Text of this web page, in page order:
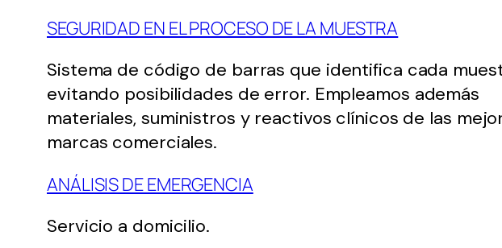
SEGURIDAD EN EL PROCESO DE LA MUESTRA
Sistema de código de barras que identifica cada
evitando posibilidades de error. Empleamos además
materiales, suministros y reactivos clínicos de las
marcas comerciales.
ANÁLISIS DE EMERGENCIA
Servicio a domicilio.